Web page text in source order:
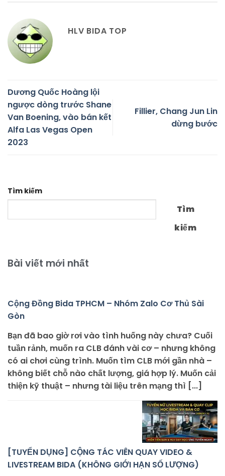
HLV BIDA TOP
Dương Quốc Hoàng lội
ngược dòng trước Shane
Van Boening, vào bán kết
Alfa Las Vegas Open
2023
Fillier, Chang Jun Lin
dừng bước
Tìm kiếm
Tìm
kiếm
Bài viết mới nhất
Cộng Đồng Bida TPHCM – Nhóm Zalo Cơ Thủ Sài
Gòn
Bạn đã bao giờ rơi vào tình huống này chưa? Cuối
tuần rảnh, muốn ra CLB đánh vài cơ – nhưng không
có ai chơi cùng trình. Muốn tìm CLB mới gần nhà –
không biết chỗ nào chất lượng, giá hợp lý. Muốn cải
thiện kỹ thuật – nhưng tài liệu trên mạng thì [...]
[TUYỂN DỤNG] CỘNG TÁC VIÊN QUAY VIDEO &
LIVESTREAM BIDA (KHÔNG GIỚI HẠN SỐ LƯỢNG)